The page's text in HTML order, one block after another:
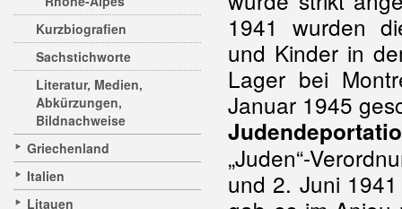
Kurzbiografien
Sachstichworte
Literatur, Medien,
Abkürzungen,
Bildnachweise
Griechenland
Italien
Litauen
1941 wurden
und Kinder in
Lager bei
Januar 1945
„Juden“-
und 2. Juni